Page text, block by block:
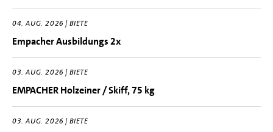
04. AUG. 2026 | BIETE
Empacher Ausbildungs 2x
03. AUG. 2026 | BIETE
EMPACHER Holzeiner / Skiff, 75 kg
03. AUG. 2026 | BIETE